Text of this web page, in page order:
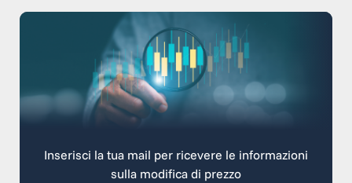
Inserisci la tua mail per ricevere le informazioni
sulla modifica di prezzo